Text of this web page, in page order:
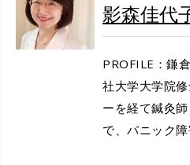
影森佳代
PROFILE：鎌
社大学大学院
ーを経て鍼灸
で、パニック